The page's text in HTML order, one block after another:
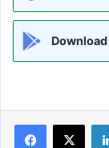
Facebook
X